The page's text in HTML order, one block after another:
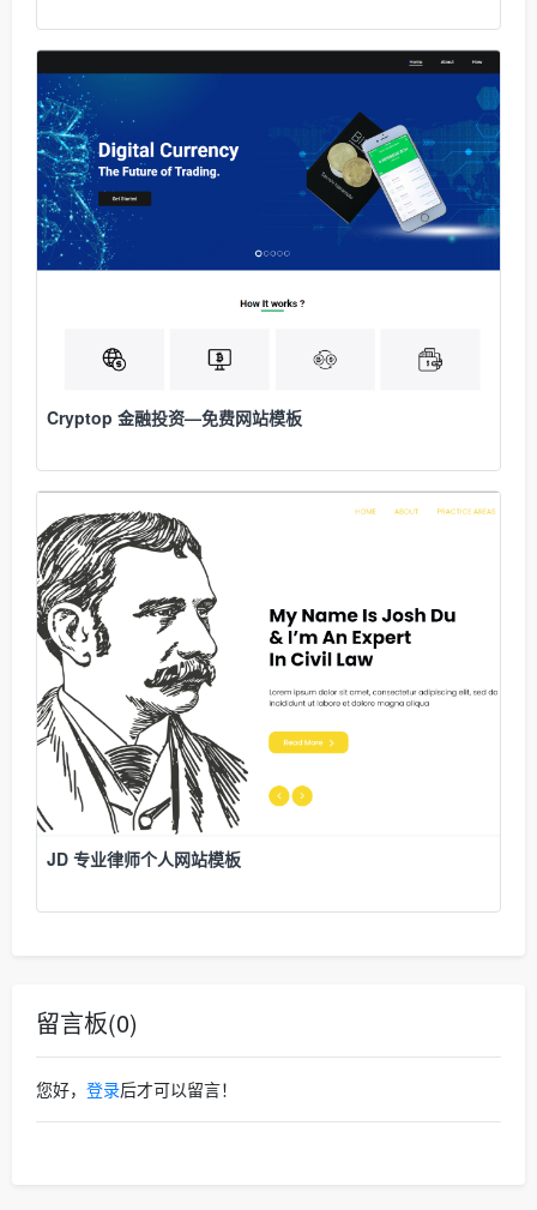
Cryptop 金融投资—免费网站模板
JD 专业律师个人网站模板
留言板(0)
您好， 登录后才可以留言！